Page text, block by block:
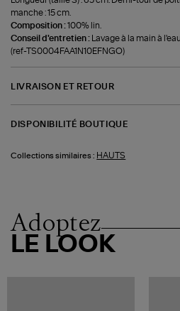
manche : 15 cm.
Composition :100% lin.
Conseil d'entretien :
Lavage à la main à
(ref-TS0004FAA1N10EFNGO)
LIVRAISON ET RETOUR
DISPONIBILITÉ BOUTIQUE
Collections similaires : HAUTS
Adoptez
LE LOOK